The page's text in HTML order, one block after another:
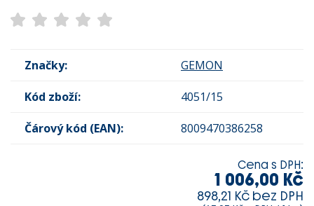
Značky: GEMON
Kód zboží: 4051/15
Čárový kód (EAN): 8009470386258
Cena s DPH:
1 006,00 Kč
898,21 Kč bez DPH